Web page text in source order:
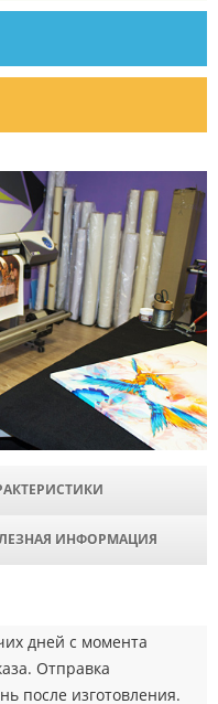
ИНФОРМАЦИЯ
дней с момента
Отправка
после изготовления.